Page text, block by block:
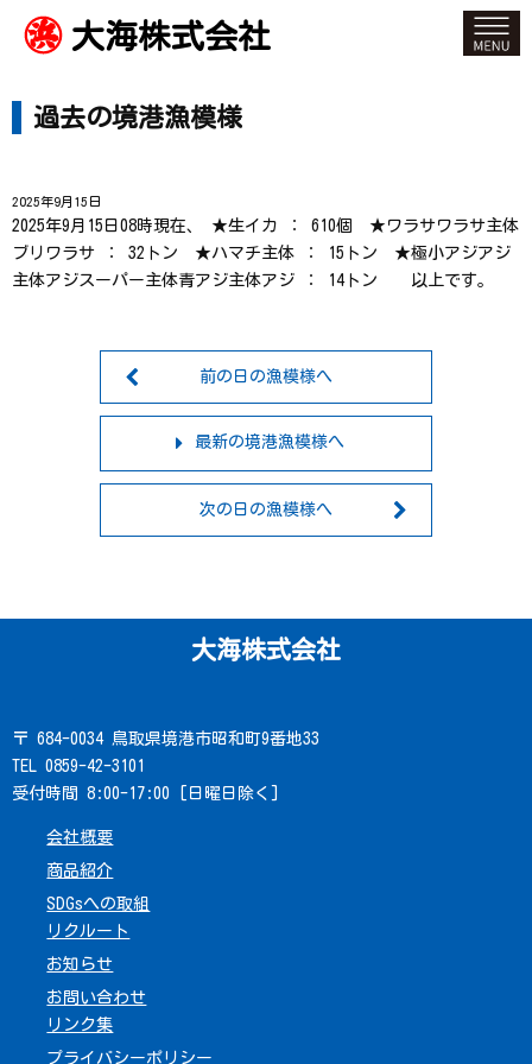
大海株式会社
過去の境港漁模様
2025年9月15日
2025年9月15日08時現在、 ★生イカ ： 610個 ★ワラサワラサ主体
ブリワラサ ： 32トン ★ハマチ主体 ： 15トン ★極小アジアジ
主体アジスーパー主体青アジ主体アジ ： 14トン 以上です。
前の日の漁模様へ
最新の境港漁模様へ
次の日の漁模様へ
大海株式会社
〒 684-0034 鳥取県境港市昭和町9番地33
TEL 0859-42-3101
受付時間 8:00-17:00 [日曜日除く]
会社概要
商品紹介
SDGsへの取組
リクルート
お知らせ
お問い合わせ
リンク集
プライバシーポリシー